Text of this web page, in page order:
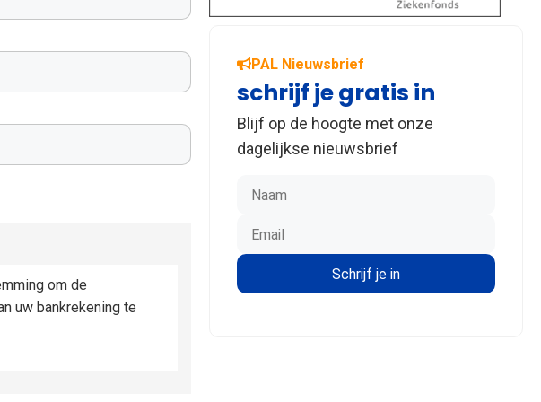
om de
uw bankrekening te
PAL Nieuwsbrief
schrijf je gratis in
Blijf op de hoogte met onze
dagelijkse nieuwsbrief